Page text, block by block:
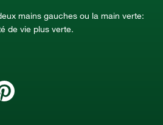
mains gauches ou la main verte:
de vie plus verte.